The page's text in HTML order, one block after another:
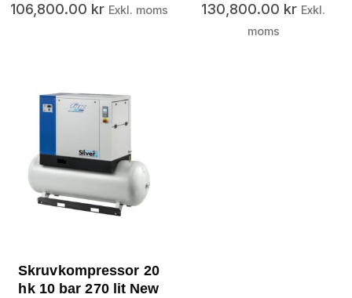
106,800.00 kr Exkl. moms 130,800.00 kr Exkl.
moms
Skruvkompressor 20
hk 10 bar 270 lit New